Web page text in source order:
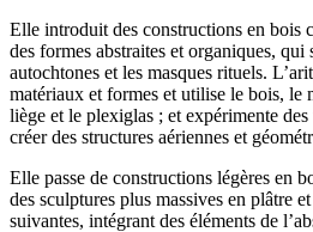
Elle introduit des constructions en bois
des formes abstraites et organiques, qui
autochtones et les masques rituels.
matériaux et formes et utilise le bois, le
liège et le plexiglas ; et expérimente
créer des structures aériennes et
Elle passe de constructions légères en
des sculptures plus massives en plâtre
suivantes, intégrant des éléments de